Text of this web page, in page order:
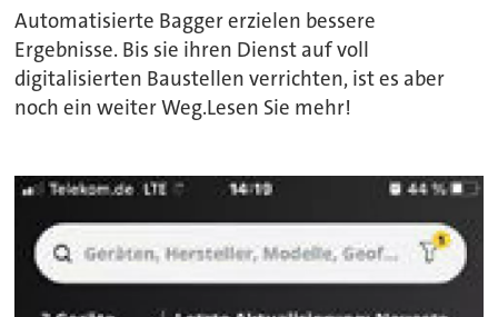
Automatisierte Bagger erzielen bessere
Ergebnisse. Bis sie ihren Dienst auf voll
digitalisierten Baustellen verrichten, ist es aber
noch ein weiter Weg.Lesen Sie mehr!